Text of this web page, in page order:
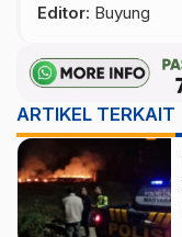
Editor: Buyung
ARTIKEL TERKAIT